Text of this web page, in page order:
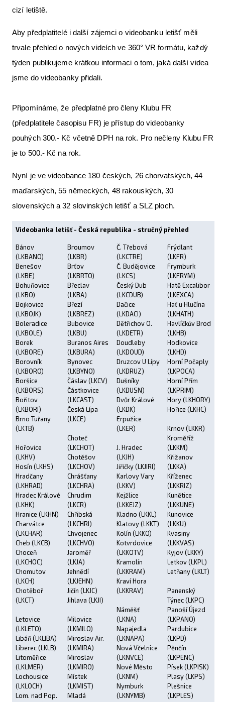
cizí letiště.
Aby předplatitelé i další zájemci o videobanku letišť měli
trvale přehled o nových videích ve 360° VR formátu, každý
týden publikujeme krátkou informaci o tom, jaká další videa
jsme do videobanky přidali.
Připomínáme, že předplatné pro členy Klubu FR
(předplatitele časopisu FR) je přístup do videobanky
pouhých 300.- Kč včetně DPH na rok. Pro nečleny Klubu FR
je to 500.- Kč na rok.
Nyní je ve videobance 180 českých, 26 chorvatských, 44
maďarských, 55 německých, 48 rakouských, 30
slovenských a 32 slovinských letišť a SLZ ploch.
Videobanka letišť - Česká republika - stručný přehled
Bánov
(LKBANO)
Benešov
(LKBE)
Bohuňovice
(LKBO)
Bojkovice
(LKBOJK)
Boleradice
(LKBOLE)
Borek
(LKBORE)
Borovník
(LKBORO)
Boršice
(LKBORS)
Bořitov
(LKBORI)
Brno Tuřany
(LKTB)
Hořovice
(LKHV)
Hosín (LKHS)
Hradčany
(LKHRAD)
Hradec Králové
(LKHK)
Hranice (LKHN)
Charvátce
(LKCHAR)
Cheb (LKCB)
Choceň
(LKCHOC)
Chomutov
(LKCH)
Chotěboř
(LKCT)
Letovice
(LKLETO)
Libáň (LKLIBA)
Liberec (LKLB)
Litoměřice
(LKLMER)
Lochousice
(LKLOCH)
Lom. nad Pop.
Broumov
(LKBR)
Brťov
(LKBRTO)
Břeclav
(LKBA)
Březí
(LKBREZ)
Bubovice
(LKBU)
Buranos Aires
(LKBURA)
Bynovec
(LKBYNO)
Čáslav (LKCV)
Částkovice
(LKCAST)
Česká Lípa
(LKCE)
Choteč
(LKCHOT)
Chotěšov
(LKCHOV)
Chrášťany
(LKCHRA)
Chrudim
(LKCR)
Chřibská
(LKCHRI)
Chvojenec
(LKCHVO)
Jaroměř
(LKJA)
Jehnědí
(LKJEHN)
Jičín (LKJC)
Jihlava (LKJI)
Milovice
(LKMILO)
Miroslav Air.
(LKMIRA)
Miroslav
(LKMIRO)
Místek
(LKMIST)
Mladá
Č. Třebová
(LKCTRE)
Č. Budějovice
(LKCS)
Český Dub
(LKCDUB)
Dačice
(LKDACI)
Dětřichov O.
(LKDETR)
Doudleby
(LKDOUD)
Druzcov U Lípy
(LKDRUZ)
Dušníky
(LKDUSN)
Dvůr Králové
(LKDK)
Erpužice
(LKER)
J. Hradec
(LKJH)
Jiřičky (LKJIRI)
Karlovy Vary
(LKKV)
Kejžlice
(LKKEJZ)
Kladno (LKKL)
Klatovy (LKKT)
Kolín (LKKO)
Kotvrdovice
(LKKOTV)
Kramolín
(LKKRAM)
Kraví Hora
(LKKRAV)
Náměšť
(LKNA)
Napajedla
(LKNAPA)
Nová Včelnice
(LKNVCE)
Nové Město
(LKNM)
Nymburk
(LKNYMB)
Frýdlant
(LKFR)
Frymburk
(LKFRYM)
Hatě Excalibor
(LKEXCA)
Hať u Hlučína
(LKHATH)
Havlíčkův Brod
(LKHB)
Hodkovice
(LKHD)
Horní Počaply
(LKPOCA)
Horní Přím
(LKPRIM)
Hory (LKHORY)
Hořice (LKHC)
Krnov (LKKR)
Kroměříž
(LKKM)
Křižanov
(LKKA)
Kříženec
(LKKRIZ)
Kunětice
(LKKUNE)
Kunovice
(LKKU)
Kvasiny
(LKKVAS)
Kyjov (LKKY)
Letkov (LKPL)
Letňany (LKLT)
Panenský
Týnec (LKPC)
Panoší Újezd
(LKPANO)
Pardubice
(LKPD)
Pěnčín
(LKPENC)
Písek (LKPISK)
Plasy (LKPS)
Plešnice
(LKPLES)